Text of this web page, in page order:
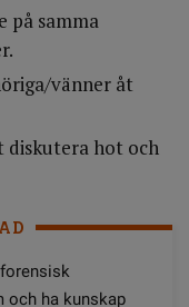
på samma
vänner åt
hot och
och ha kunskap